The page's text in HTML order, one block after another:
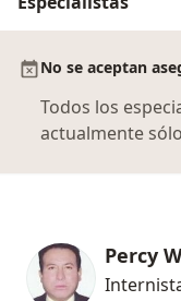
No se aceptan
Todos los
actualmente
Percy